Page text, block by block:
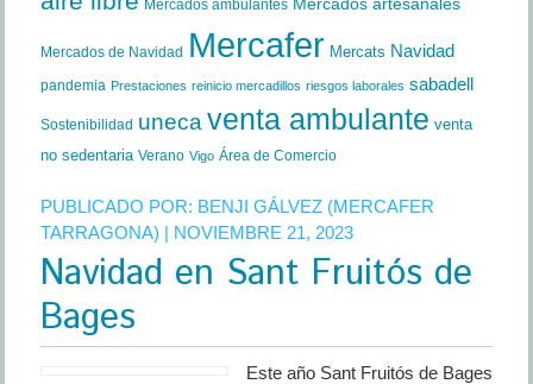
Mercados ambulantes
Mercados de Navidad Mercafer Mercats Navidad
pandemia Prestaciones reinicio mercadillos riesgos laborales sabadell
Sostenibilidad uneca venta ambulante venta
no sedentaria Verano Vigo Área de Comercio
PUBLICADO POR: BENJI GÁLVEZ (MERCAFER
TARRAGONA) | NOVIEMBRE 21, 2023
Navidad en Sant Fruitós de
Bages
Este año Sant Fruitós de Bages